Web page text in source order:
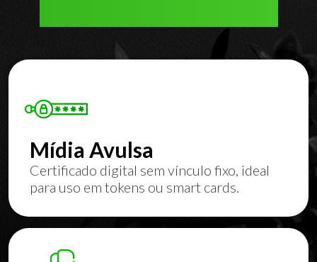
Mídia Avulsa
Certificado digital sem vínculo fixo, ideal
para uso em tokens ou smart cards.